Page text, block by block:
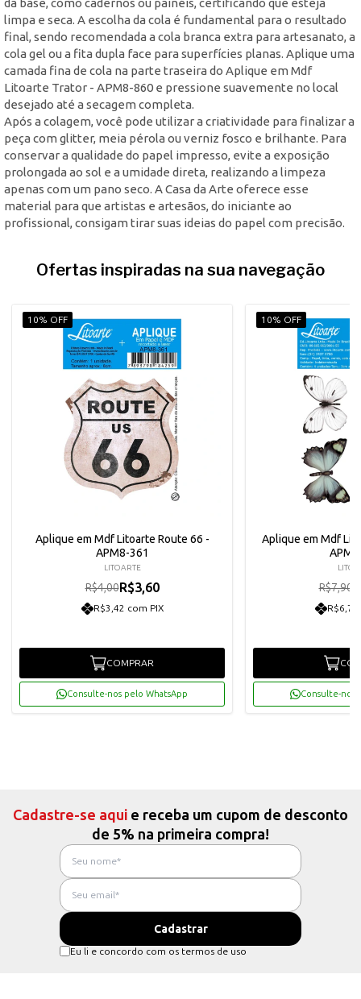
limpa e seca. A escolha da cola é fundamental para o resultado
final, sendo recomendada a cola branca extra para artesanato, a
cola gel ou a fita dupla face para superfícies planas. Aplique uma
camada fina de cola na parte traseira do Aplique em Mdf
Litoarte Trator - APM8-860 e pressione suavemente no local
desejado até a secagem completa.
Após a colagem, você pode utilizar a criatividade para finalizar a
peça com glitter, meia pérola ou verniz fosco e brilhante. Para
conservar a qualidade do papel impresso, evite a exposição
prolongada ao sol e a umidade direta, realizando a limpeza
apenas com um pano seco. A Casa da Arte oferece esse
material para que artistas e artesãos, do iniciante ao
profissional, consigam tirar suas ideias do papel com precisão.
Ofertas inspiradas na sua navegação
10% OFF
Aplique em Mdf Litoarte Route 66 -
APM8-361
LITOARTE
R$4,00R$3,60
R$3,42 com PIX
COMPRAR
Consulte-nos pelo WhatsApp
10% OFF
Aplique em Mdf
R$7,90
R$6,75
Consulte-nos
Cadastre-se aqui e receba um cupom de desconto
de 5% na primeira compra!
Eu li e concordo com os termos de uso